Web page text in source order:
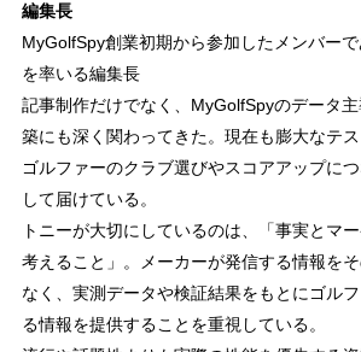
編集長
MyGolfSpy創業初期から参加したメンバー
を率いる編集長
記事制作だけでなく、MyGolfSpyのデータ
築にも深く関わってきた。現在も膨大なテス
ゴルファーのクラブ選びやスコアアップに
して届けている。
トニーが大切にしているのは、「事実とマ
考えること」。メーカーが発信する情報を
なく、実測データや検証結果をもとにゴル
る情報を提供することを重視している。